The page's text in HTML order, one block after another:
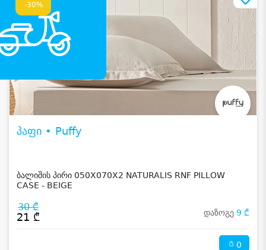
-30%
პაფი • Puffy
ბალიშის პირი 050X070X2 NATURALIS RNF PILLOW
CASE - BEIGE
30 ₾
21 ₾ დაზოგე 9 ₾
0